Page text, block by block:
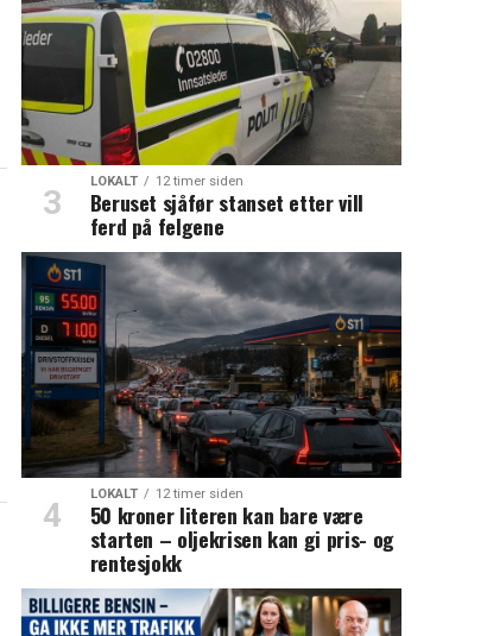
LOKALT 12 timer siden
Beruset sjåfør stanset etter vill
ferd på felgene
LOKALT 12 timer siden
50 kroner literen kan bare være
starten – oljekrisen kan gi pris- og
rentesjokk